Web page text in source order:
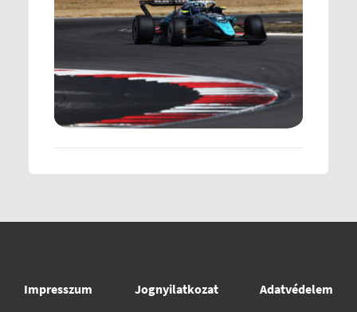
Impresszum Jognyilatkozat Adatvédelem